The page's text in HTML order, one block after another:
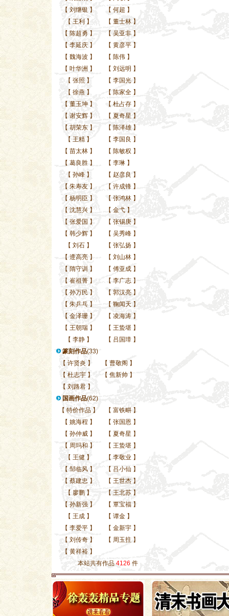
【 刘继银 】 【 何超 】
【 王利 】 【 董士林 】
【 陈超勇 】 【 吴亚非 】
【 李延庆】 【 黄彦平 】
【 魏海波 】 【 陈伟 】
【 叶华洲 】 【 刘远明 】
【 张照 】 【 李国光 】
【 徐燕】 【 陈家全 】
【 董玉坤】 【 杜占存 】
【 谢安辉】 【 夏奇星 】
【 胡荣东】 【 陈泽雄 】
【 王精】 【 李国良 】
【 苗太林】 【 陈敏权 】
【 葛良胜】 【 李琳 】
【 孙峰】 【 赵彦良 】
【 朱寿友】 【 许成锋 】
【 杨明臣 】 【 张鸿林 】
【 沈慧兴】 【 金弋 】
【 张爱国 】 【 张锡庚 】
【 韩少辉】 【 吴秀峰 】
【 刘石】 【 张弘扬 】
【 遆高亮】 【 刘山林 】
【 隋守训 】 【 傅亚成 】
【 崔祖菁】 【 李广志 】
【 孙万民 】 【 郭汉亮 】
【 朱乒乓】 【 鞠闻天 】
【 金泽珊】 【 凌海涛 】
【 王朝瑞】 【 王蛰堪 】
【 李静】 【 吕国璋 】
篆刻作品(33)
【 许贤炎 】 【 曹敬阁 】
【 杜志宇 】 【 焦新帅 】
【 刘路君 】
国画作品(62)
【 特价作品】 【 富铁畊 】
【 姚海程 】 【 张国恩 】
【 孙仲威】 【 夏奇星 】
【 周玛和 】 【 王蛰堪 】
【 王健】 【 李敬业 】
【 邹临风】 【 吕小仙 】
【 蔡建忠 】 【 王世杰 】
【 廖鹏】 【 王北苏 】
【 孙新强】 【 覃宝福 】
【 王成】 【 谭金 】
【 李爱平】 【 金新宇 】
【 刘传奇】 【 周玉拄 】
【 黄祥裕】
本站共有作品 4126 件